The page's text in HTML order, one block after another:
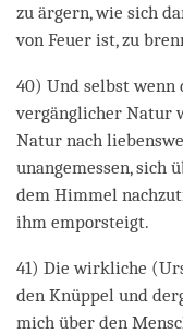
zu ärgern, wie sich
von Feuer ist, zu
40) Und selbst wenn
vergänglicher Natur
Natur nach
unangemessen, sich
dem Himmel
ihm emporsteigt.
41) Die wirkliche
den Knüppel und
mich über den